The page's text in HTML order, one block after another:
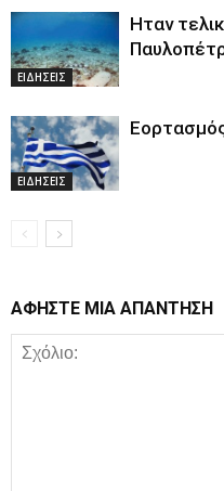
ΕΙΔΗΣΕΙΣ
Ηταν
ΕΙΔΗΣΕΙΣ
ΑΦΗΣΤΕ ΜΙΑ ΑΠΑΝΤΗΣΗ